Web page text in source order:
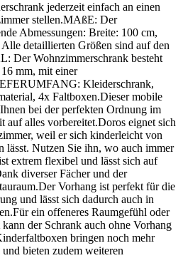
jederzeit einfach an einen
stellen.MAßE: Der
Abmessungen: Breite: 100 cm,
detaillierten Größen sind auf den
Der Wohnzimmerschrank besteht
mm, mit einer
Kleiderschrank,
4x Faltboxen.Dieser mobile
bei der perfekten Ordnung im
auf alles vorbereitet.Doros eignet sich
weil er sich kinderleicht von
lässt. Nutzen Sie ihn, wo auch immer
extrem flexibel und lässt sich auf
diverser Fächer und der
Vorhang ist perfekt für die
und lässt sich dadurch auch in
ein offeneres Raumgefühl oder
der Schrank auch ohne Vorhang
bringen noch mehr
bieten zudem weiteren